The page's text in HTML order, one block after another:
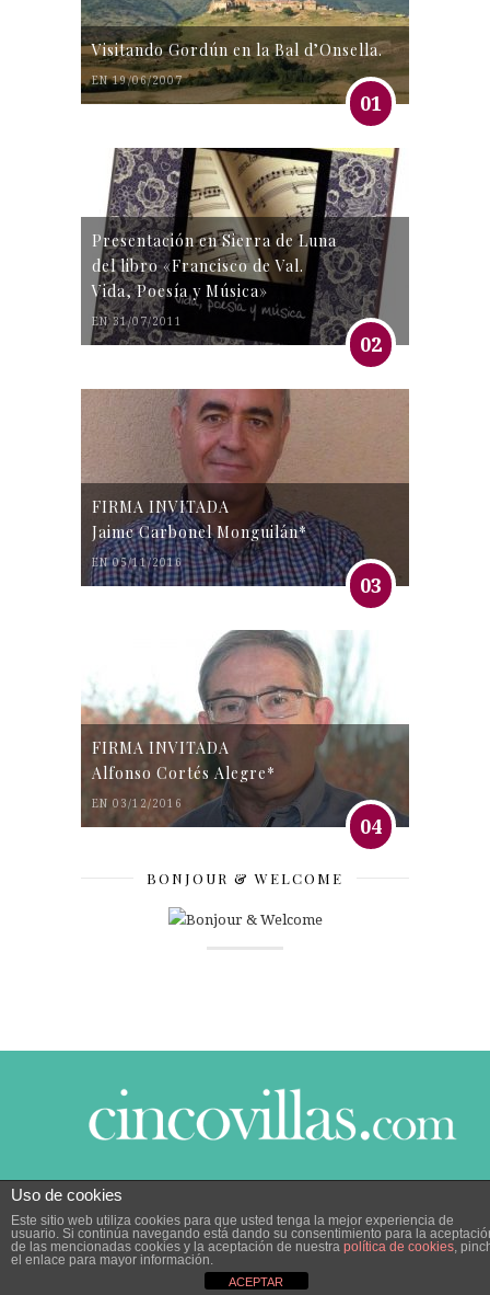
Visitando Gordún en la Bal d’Onsella.
EN 19/06/2007
01
Presentación en Sierra de Luna
del libro «Francisco de Val.
Vida, Poesía y Música»
EN 31/07/2011
02
FIRMA INVITADA
Jaime Carbonel Monguilán*
EN 05/11/2016
03
FIRMA INVITADA
Alfonso Cortés Alegre*
EN 03/12/2016
04
BONJOUR & WELCOME
© 2014 CINCO VILLAS CONTIGO DESDE EL AÑO
2005.POLÍTICA DE PRIVACIDAD| POLÍTICA DE
COOKIES
Uso de cookies
Este sitio web utiliza cookies para que usted tenga la mejor experiencia de
usuario. Si continúa navegando está dando su consentimiento para la
de las mencionadas cookies y la aceptación de nuestra política de cookies,
el enlace para mayor información.
ACEPTAR